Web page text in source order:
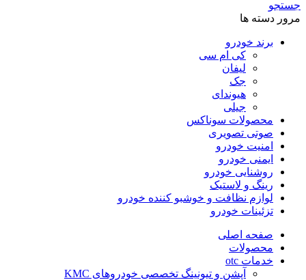
جستجو
مرور دسته ها
برند خودرو
کی ام سی
لیفان
جک
هیوندای
جیلی
محصولات سوناکس
صوتی تصویری
امنیت خودرو
ایمنی خودرو
روشنایی خودرو
رینگ و لاستیک
لوازم نظافت و خوشبو کننده خودرو
تزئینات خودرو
صفحه اصلی
محصولات
خدمات otc
آپشن و تیونینگ تخصصی خودروهای KMC